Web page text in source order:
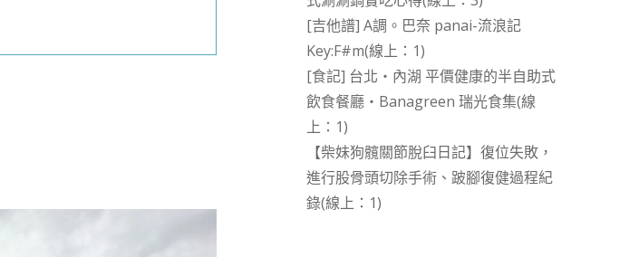
[吉他譜] A調。巴奈 panai-流浪記
Key:F#m(線上：1)
[食記] 台北‧內湖 平價健康的半自助式
飲食餐廳‧Banagreen 瑞光食集(線
上：1)
【柴妹狗髖關節脫臼日記】復位失敗，
進行股骨頭切除手術、跛腳復健過程紀
錄(線上：1)